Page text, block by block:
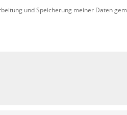
und Speicherung meiner Daten